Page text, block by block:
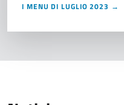
I MENU DI LUGLIO 2023 →